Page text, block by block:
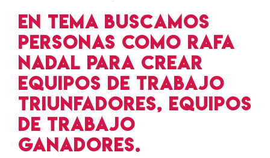
En TEMA buscamos
personas como Rafa
Nadal para crear
equipos de trabajo
triunfadores, equipos
de trabajo
ganadores.